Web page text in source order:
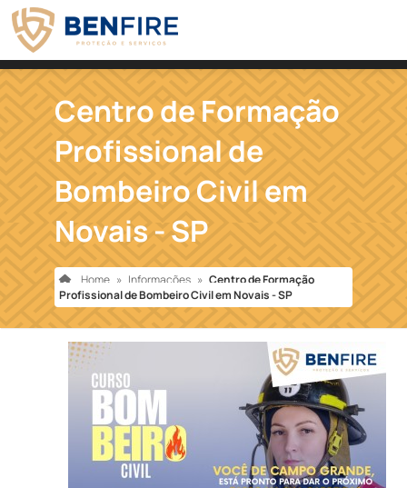
Centro de Formação
Profissional de
Bombeiro Civil em
Novais - SP
Home » Informações » Centro de Formação
Profissional de Bombeiro Civil em Novais - SP